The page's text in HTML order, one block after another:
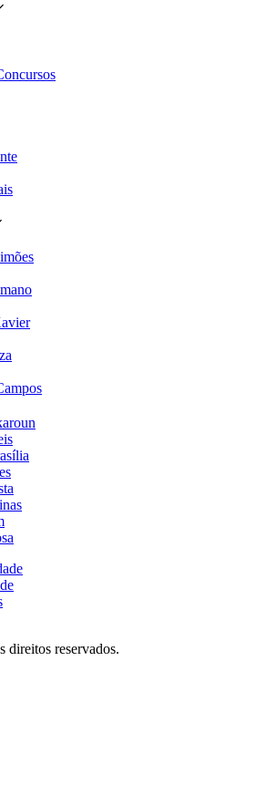
direitos reservados.